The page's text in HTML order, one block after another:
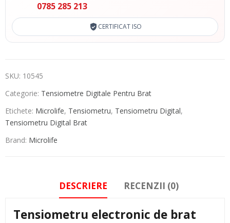
0785 285 213
CERTIFICAT ISO
SKU: 10545
Categorie: Tensiometre Digitale Pentru Brat
Etichete: Microlife, Tensiometru, Tensiometru Digital,
Tensiometru Digital Brat
Brand: Microlife
DESCRIERE RECENZII (0)
Tensiometru electronic de brat